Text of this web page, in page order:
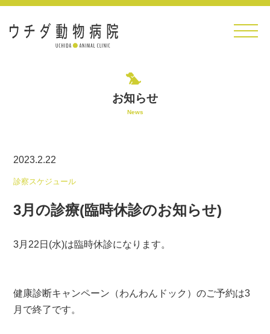
お知らせ>診察スケジュール
お知らせ
News
2023.2.22
診察スケジュール
3月の診療(臨時休診のお知らせ)
3月22日(水)は臨時休診になります。
健康診断キャンペーン（わんわんドック）のご予約は3
月で終了です。